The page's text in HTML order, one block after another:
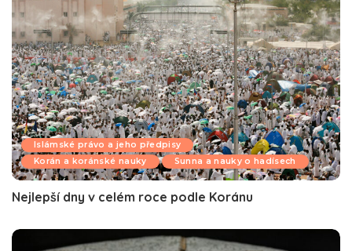
Islámské právo a jeho předpisy
Korán a koránské nauky
Sunna a nauky o hadísech
Nejlepší dny v celém roce podle Koránu